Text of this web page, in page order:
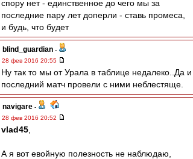
спору нет - единственное до чего мы за
последние пару лет доперли - ставь промеса,
и будь, что будет
blind_guardian -
28 фев 2016 20:55
Ну так то мы от Урала в таблице недалеко..Да и
последний матч провели с ними неблестяще.
navigare -
28 фев 2016 20:52
vlad45
А я вот евойную полезность не наблюдаю,